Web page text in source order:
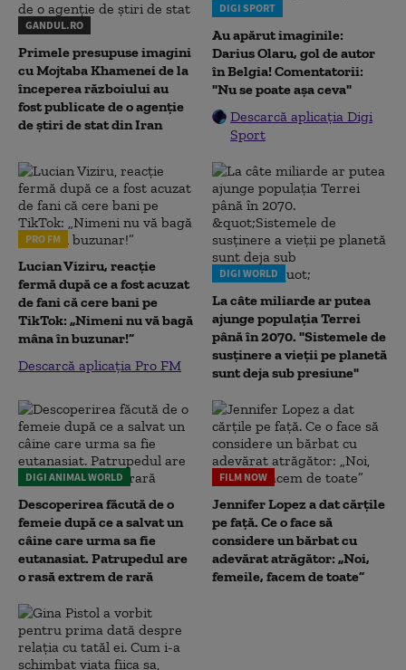
GANDUL.RO
Primele presupuse imagini
cu Mojtaba Khamenei de la
începerea războiului au
fost publicate de o agenție
de știri de stat din Iran
DIGI SPORT
Au apărut imaginile:
Darius Olaru, gol de autor
în Belgia! Comentatorii:
"Nu se poate așa ceva"
Descarcă aplicația Digi
Sport
PRO FM
Lucian Viziru, reacție
fermă după ce a fost acuzat
de fani că cere bani pe
TikTok: „Nimeni nu vă bagă
mâna în buzunar!”
Descarcă aplicația Pro FM
DIGI WORLD
La câte miliarde ar putea
ajunge populația Terrei
până în 2070. "Sistemele de
susținere a vieții pe planetă
sunt deja sub presiune"
DIGI ANIMAL WORLD
Descoperirea făcută de o
femeie după ce a salvat un
câine care urma sa fie
eutanasiat. Patrupedul are
o rasă extrem de rară
FILM NOW
Jennifer Lopez a dat cărțile
pe față. Ce o face să
considere un bărbat cu
adevărat atrăgător: „Noi,
femeile, facem de toate”